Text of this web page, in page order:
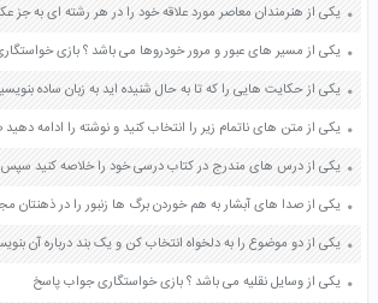
یکی از مسیر های عبور و مرور خودروها می باشد ؟ بازی
یکی از وسایل نقلیه می باشد ؟ بازی خواستگاری جواب پاسخ